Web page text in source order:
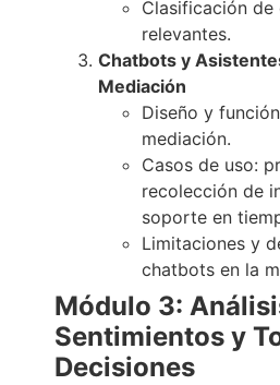
Clasificación de
relevantes.
Chatbots y
Mediación
Diseño y
mediación.
Casos de uso:
recolección de
soporte en
Limitaciones y
chatbots en la
Módulo 3:
Sentimientos y
Decisiones